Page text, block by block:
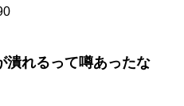
潰れるって噂あったな